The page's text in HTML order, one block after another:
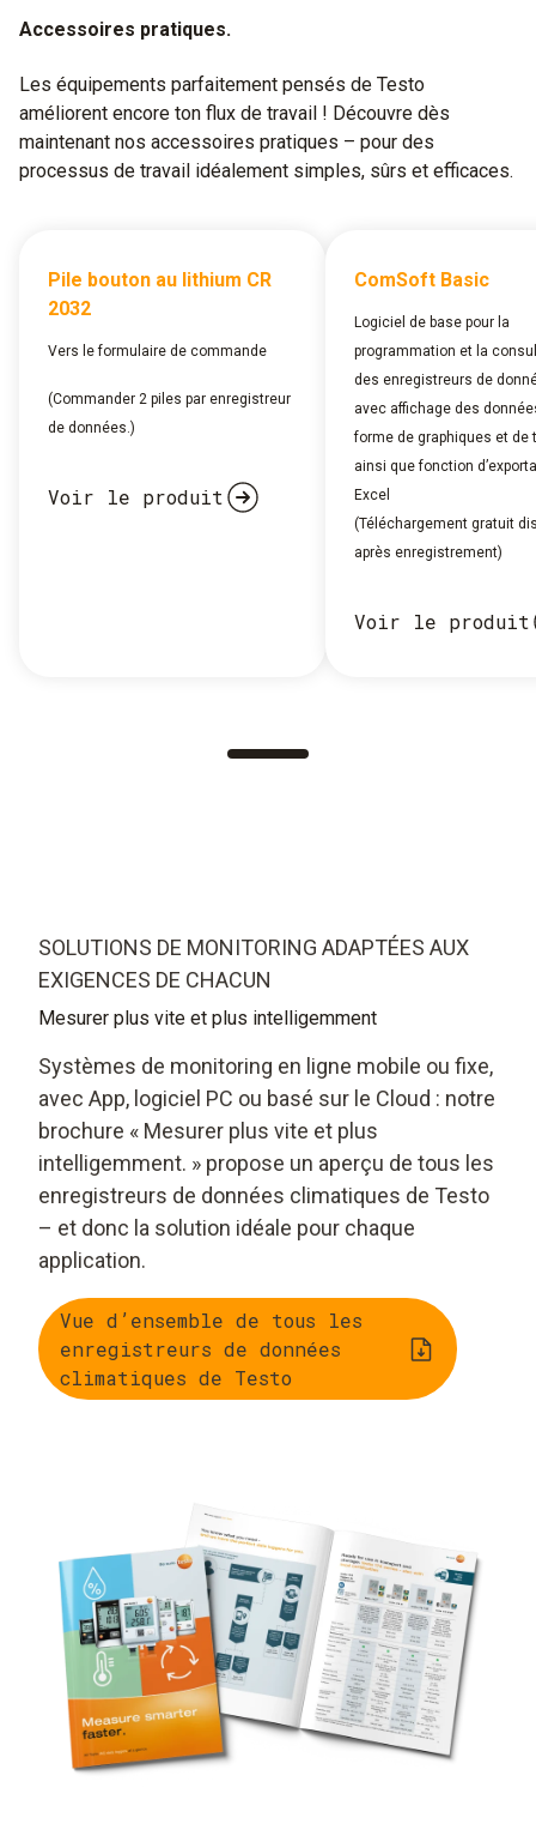
Accessoires pratiques.
Les équipements parfaitement pensés de Testo
améliorent encore ton flux de travail ! Découvre dès
maintenant nos accessoires pratiques – pour des
processus de travail idéalement simples, sûrs et efficaces.
Pile bouton au lithium CR
2032
Vers le formulaire de commande
(Commander 2 piles par enregistreur
de données.)
Voir le produit
ComSoft Basic
Logiciel de base pour la
programmation et la
des enregistreurs de
avec affichage des
forme de graphiques et de
ainsi que fonction
Excel
(Téléchargement gratuit
après enregistrement)
Voir le produit
SOLUTIONS DE MONITORING ADAPTÉES AUX
EXIGENCES DE CHACUN
Mesurer plus vite et plus intelligemment
Systèmes de monitoring en ligne mobile ou fixe,
avec App, logiciel PC ou basé sur le Cloud : notre
brochure « Mesurer plus vite et plus
intelligemment. » propose un aperçu de tous les
enregistreurs de données climatiques de Testo
– et donc la solution idéale pour chaque
application.
Vue d’ensemble de tous les
enregistreurs de données
climatiques de Testo